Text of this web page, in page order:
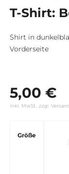
T-Shirt:
Shirt in
Vorderseite
5,00 €
inkl. MwSt., zzgl.
Größe